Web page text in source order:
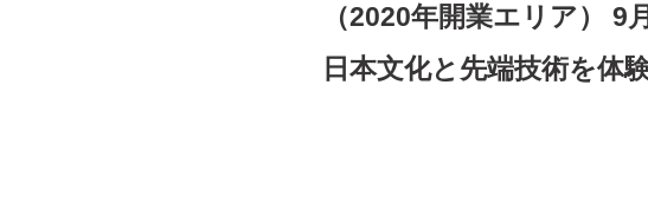
（2020年開業エリア） 9
日本文化と先端技術を体